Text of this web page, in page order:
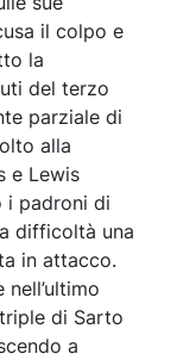
il colpo e
la
del terzo
parziale di
alla
e Lewis
i padroni di
difficoltà una
in attacco.
di Sarto
a